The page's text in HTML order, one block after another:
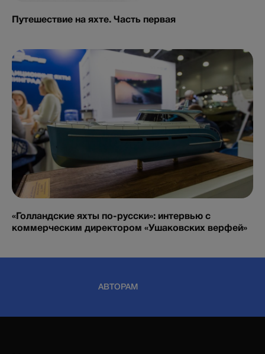
Путешествие на яхте. Часть первая
«Голландские яхты по-русски»: интервью с
коммерческим директором «Ушаковских верфей»
АВТОРАМ